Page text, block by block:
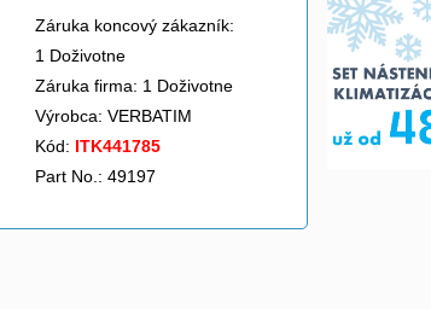
Záruka koncový zákazník:
1 Doživotne
Záruka firma: 1 Doživotne
Výrobca: VERBATIM
Kód: ITK441785
Part No.: 49197